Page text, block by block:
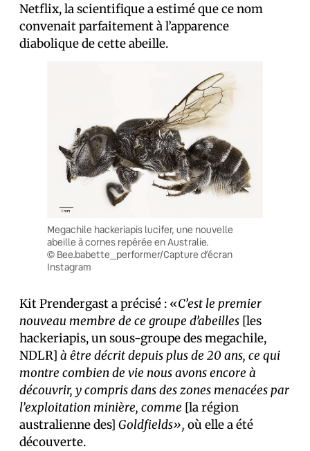
Netflix, la scientifique a estimé que ce nom
convenait parfaitement à l’apparence
diabolique de cette abeille.
Megachile hackeriapis lucifer, une nouvelle
abeille à cornes repérée en Australie.
© Bee.babette_performer/Capture d’écran
Instagram
Kit Prendergast a précisé : «C’est le premier
nouveau membre de ce groupe d’abeilles [les
hackeriapis, un sous-groupe des megachile,
NDLR] à être décrit depuis plus de 20 ans, ce qui
montre combien de vie nous avons encore à
découvrir, y compris dans des zones menacées par
l’exploitation minière, comme [la région
australienne des] Goldfields», où elle a été
découverte.